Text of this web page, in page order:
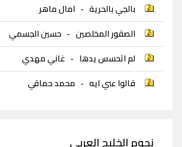
بالجي بالحرية - امال ماهر
الصقور المخلصين - حسين الجسمي
لم اتحسس يدها - غاني مهدي
قالوا عني ايه - محمد حماقي
نجوم الخليج العربي